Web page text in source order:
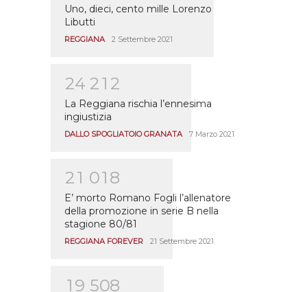
Uno, dieci, cento mille Lorenzo
Libutti
REGGIANA 2 Settembre 2021
24 21 2
La Reggiana rischia l’ennesima
ingiustizia
DALLO SPOGLIATOIO GRANATA 7 Marzo 2021
21 01 8
E’ morto Romano Fogli l’allenatore
della promozione in serie B nella
stagione 80/81
REGGIANA FOREVER 21 Settembre 2021
1 9 508